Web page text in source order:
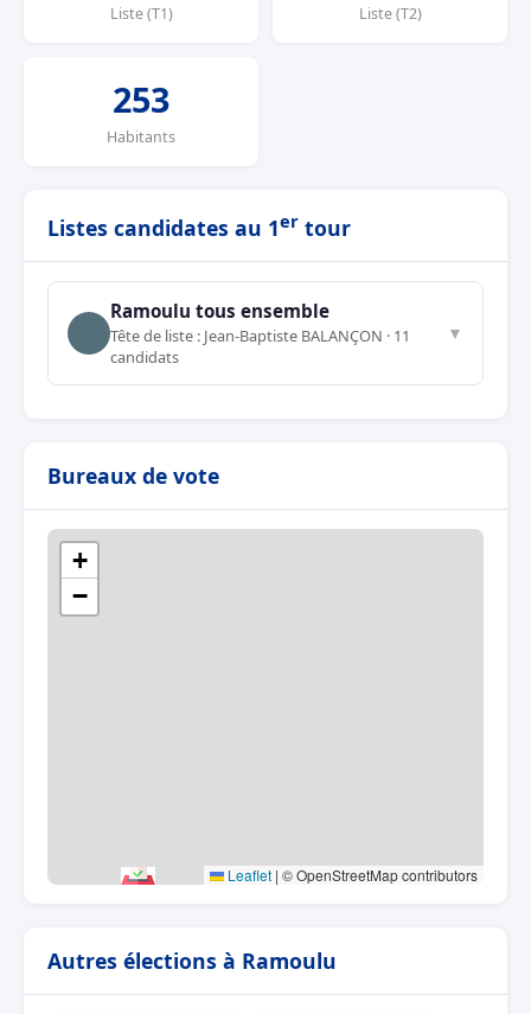
Liste (T1) Liste (T2)
253
Habitants
Listes candidates au 1er tour
Ramoulu tous ensemble
Tête de liste : Jean-Baptiste BALANÇON · 11
candidats
▼
Bureaux de vote
+
−
Leaflet | © OpenStreetMap contributors
Autres élections à Ramoulu